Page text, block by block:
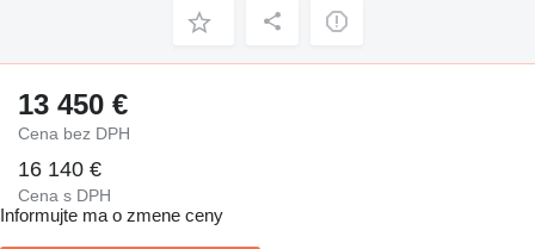
13 450 €
Cena bez DPH
16 140 €
Cena s DPH
Informujte ma o zmene ceny